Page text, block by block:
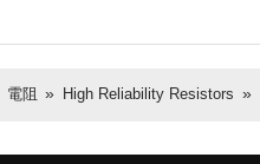
電阻 High Reliability Resistors